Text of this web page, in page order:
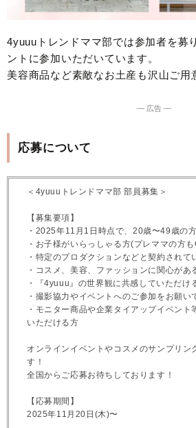
4yuuuトレンドママ部では参加者を募
ントに参加いただいています。
美容商品など素敵なお土産も沢山ご用
― 広告 ―
応募について
＜4yuuuトレンドママ部 部員募集＞
【募集要項】
・2025年11月1日時点で、20歳〜49歳の方
・お子様がいらっしゃる方(プレママの方
・特定のプロダクションなどと契約されて
・コスメ、美容、ファッションに関心があ
・『4yuuu』の世界観に共感していただけ
・撮影協力やイベントへのご参加をお願い
・モニター商品や企業タイアップイベント
いただける方
オンラインイベントやコスメのサンプリン
す！
全国からご応募お待ちしております！
【応募期間】
2025年11月20日(木)〜